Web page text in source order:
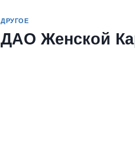
ДРУГОЕ
ДАО Женской